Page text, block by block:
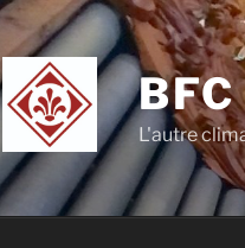
L'autre